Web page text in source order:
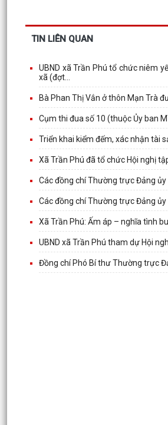
TIN LIÊN QUAN
UBND xã Trần Phú tổ chức niêm
xã (đợt...
Bà Phan Thị Vắn ở thôn Mạn Trà
Cụm thi đua số 10 (thuộc Ủy ban
Triển khai kiểm đếm, xác nhận tài
Xã Trần Phú đã tổ chức Hội nghị
Các đồng chí Thường trực Đảng
Các đồng chí Thường trực Đảng
Xã Trần Phú: Ấm áp – nghĩa tình
UBND xã Trần Phú tham dự Hội
Đồng chí Phó Bí thư Thường trực